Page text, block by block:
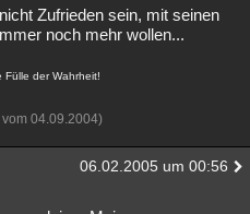
Zufrieden sein, mit seinen
noch mehr wollen...
Fülle der Wahrheit!
04.09.2004)
06.02.2005 um 00:56